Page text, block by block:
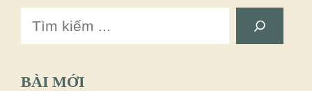
Search
BÀI MỚI